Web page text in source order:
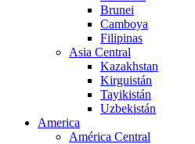
Brunei
Camboya
Filipinas
Asia Central
Kazakhstan
Kirguistán
Tayikistán
Uzbekistán
America
América Central